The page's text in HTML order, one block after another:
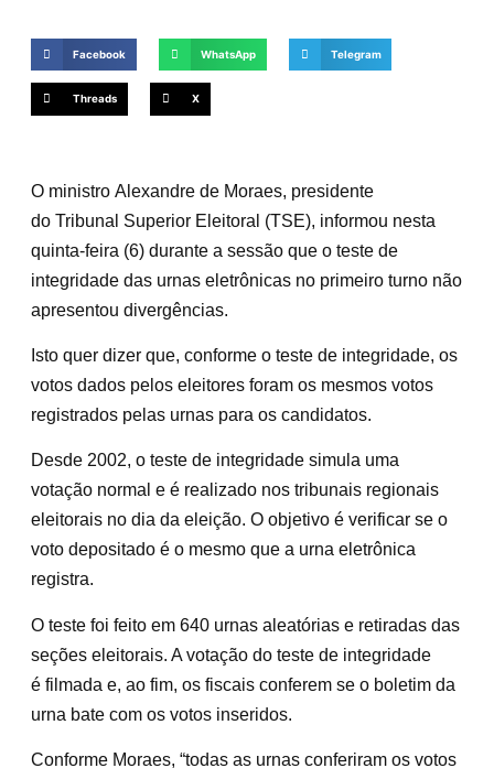
Facebook WhatsApp Telegram
Threads X
O ministro Alexandre de Moraes, presidente
do Tribunal Superior Eleitoral (TSE), informou nesta
quinta-feira (6) durante a sessão que o teste de
integridade das urnas eletrônicas no primeiro turno não
apresentou divergências.
Isto quer dizer que, conforme o teste de integridade, os
votos dados pelos eleitores foram os mesmos votos
registrados pelas urnas para os candidatos.
Desde 2002, o teste de integridade simula uma
votação normal e é realizado nos tribunais regionais
eleitorais no dia da eleição. O objetivo é verificar se o
voto depositado é o mesmo que a urna eletrônica
registra.
O teste foi feito em 640 urnas aleatórias e retiradas das
seções eleitorais. A votação do teste de integridade
é filmada e, ao fim, os fiscais conferem se o boletim da
urna bate com os votos inseridos.
Conforme Moraes, “todas as urnas conferiram os votos